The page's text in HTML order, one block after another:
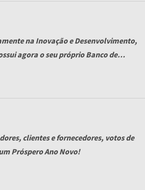
na Inovação e Desenvolvimento,
agora o seu próprio Banco de
passa por ofe...
clientes e fornecedores, votos de
Próspero Ano Novo!